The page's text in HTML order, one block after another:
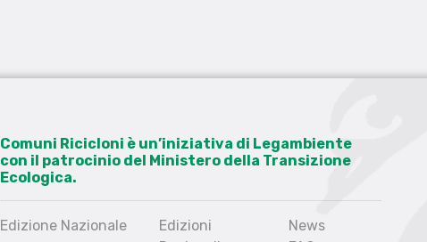
Comuni Ricicloni è un’iniziativa di Legambiente
con il patrocinio del Ministero della Transizione
Ecologica.
Edizione Nazionale
Edizioni
News